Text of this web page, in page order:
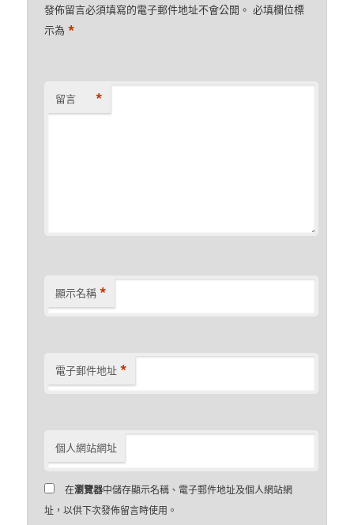
發佈留言必須填寫的電子郵件地址不會公開。 必填欄位標
示為*
留言 *
顯示名稱 *
電子郵件地址 *
個人網站網址
在瀏覽器中儲存顯示名稱、電子郵件地址及個人網站網
址，以供下次發佈留言時使用。